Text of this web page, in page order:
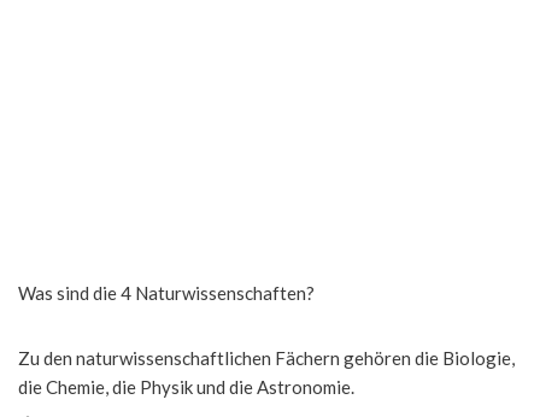
Was sind die 4 Naturwissenschaften?
Zu den naturwissenschaftlichen Fächern gehören die Biologie,
die Chemie, die Physik und die Astronomie.